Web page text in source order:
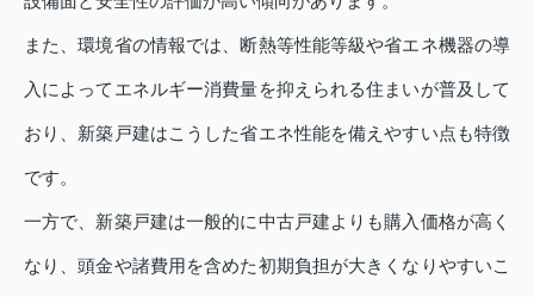
また、環境省の情報では、断熱等性能等級や省エネ機器の導
入によってエネルギー消費量を抑えられる住まいが普及して
おり、新築戸建はこうした省エネ性能を備えやすい点も特徴
です。
一方で、新築戸建は一般的に中古戸建よりも購入価格が高く
なり、頭金や諸費用を含めた初期負担が大きくなりやすいこ